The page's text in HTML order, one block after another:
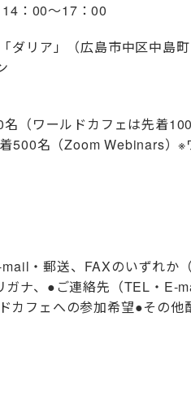
：00～17：00
ダリア」​（広島市中区中島
名（ワールドカフェは先着100
（Zoom Webinars）※ワ
・郵送、FAXのいずれか
ガナ、●ご連絡先（TEL・E-
カフェへの参加希望●その